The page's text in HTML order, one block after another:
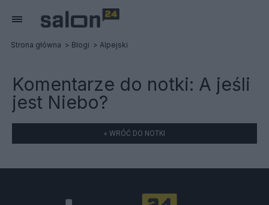
Strona główna Blogi Alpejski
Komentarze do notki: A jeśli
jest Niebo?
« WRÓĆ DO NOTKI